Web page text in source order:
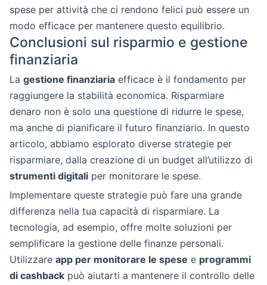
spese per attività che ci rendono felici può essere un
modo efficace per mantenere questo equilibrio.
Conclusioni sul risparmio e gestione
finanziaria
La gestione finanziaria efficace è il fondamento per
raggiungere la stabilità economica. Risparmiare
denaro non è solo una questione di ridurre le spese,
ma anche di pianificare il futuro finanziario. In questo
articolo, abbiamo esplorato diverse strategie per
risparmiare, dalla creazione di un budget all’utilizzo di
strumenti digitali per monitorare le spese.
Implementare queste strategie può fare una grande
differenza nella tua capacità di risparmiare. La
tecnologia, ad esempio, offre molte soluzioni per
semplificare la gestione delle finanze personali.
Utilizzare app per monitorare le spese e programmi
di cashback può aiutarti a mantenere il controllo delle